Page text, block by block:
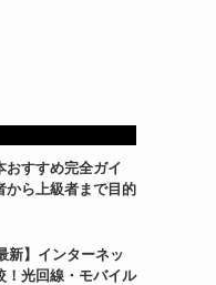
おすすめ完全ガイ
から上級者まで目的
新】インターネッ
！光回線・モバイル